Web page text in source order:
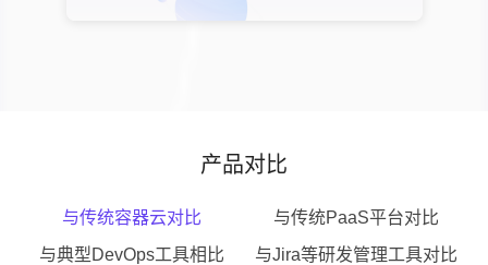
产品对比
与传统容器云对比
与传统PaaS平台对比
与典型DevOps工具相比
与Jira等研发管理工具对比